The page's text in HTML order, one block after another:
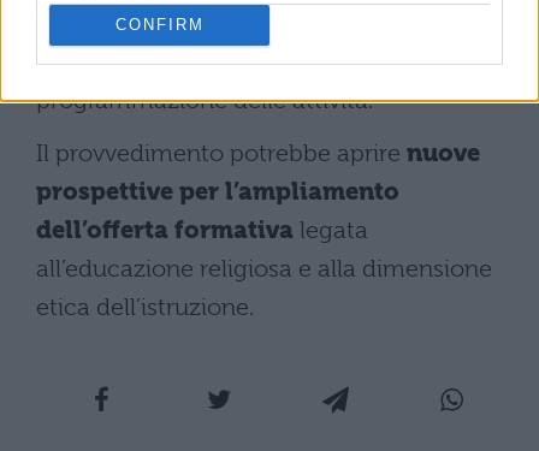
CONFIRM
ruolo, con possibili ricadute positive sulla
continuità didattica e sulla
programmazione delle attività.
Il provvedimento potrebbe aprire nuove
prospettive per l’ampliamento
dell’offerta formativa legata
all’educazione religiosa e alla dimensione
etica dell’istruzione.